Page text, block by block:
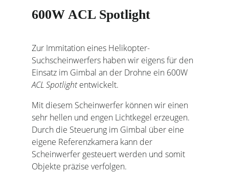
600W ACL Spotlight
Zur Immitation eines Helikopter-
Suchscheinwerfers haben wir eigens für den
Einsatz im Gimbal an der Drohne ein 600W
ACL Spotlightentwickelt.
Mit diesem Scheinwerfer können wir einen
sehr hellen und engen Lichtkegel erzeugen.
Durch die Steuerung im Gimbal über eine
eigene Referenzkamera kann der
Scheinwerfer gesteuert werden und somit
Objekte präzise verfolgen.